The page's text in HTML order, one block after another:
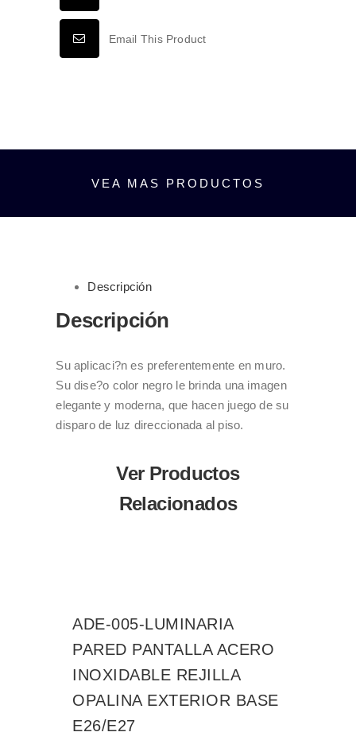
NEGRO
EXTERIOR
IP54
Email This Product
VEA MAS PRODUCTOS
Descripción
Descripción
Su aplicaci?n es preferentemente en muro.
Su dise?o color negro le brinda una imagen
elegante y moderna, que hacen juego de su
disparo de luz direccionada al piso.
Ver Productos
Relacionados
ADE-005-LUMINARIA
PARED PANTALLA ACERO
INOXIDABLE REJILLA
OPALINA EXTERIOR BASE
E26/E27